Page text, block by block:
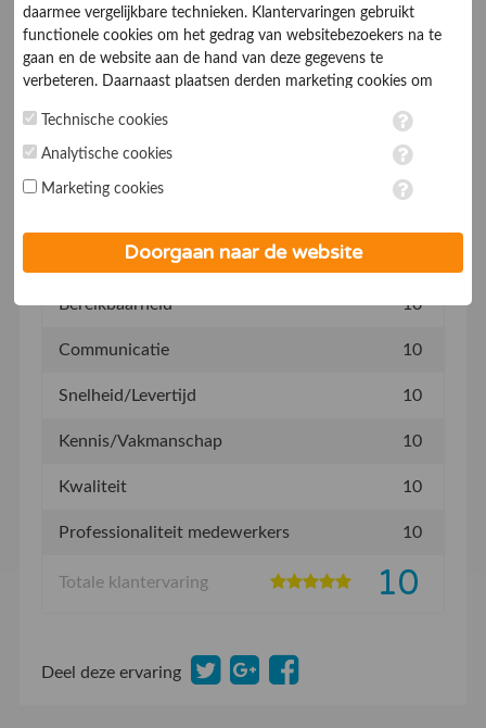
-
Klantvriendelijkheid 10
Informatieverstrekking 10
Afspraken nakomen
Bereikbaarheid 10
Communicatie 10
Snelheid/Levertijd 10
Kennis/Vakmanschap 10
Kwaliteit 10
Professionaliteit medewerkers 10
Totale klantervaring 10
Deel deze ervaring
daarmee vergelijkbare technieken. Klantervaringen gebruikt
functionele cookies om het gedrag van websitebezoekers na te
gaan en de website aan de hand van deze gegevens te
verbeteren. Daarnaast plaatsen derden marketing cookies om
marketing cookies worden persoonsgegevens verwerkt. Je geeft
toestemming voor deze verwerking wanneer je hieronder een
op ieder moment aanpassen in de
. Lees voor meer
Technische cookies
Analytische cookies
Marketing cookies
Doorgaan naar de website